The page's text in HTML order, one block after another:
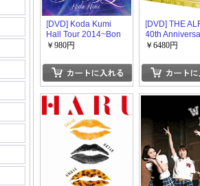
[DVD] Koda Kumi
Hall Tour 2014~Bon
Voyage~
￥980円
[DVD] THE
40th
シャルボック
￥6480円